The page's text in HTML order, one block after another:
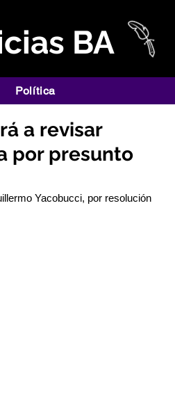
BA
Política
a revisar
por presunto
Yacobucci, por resolución